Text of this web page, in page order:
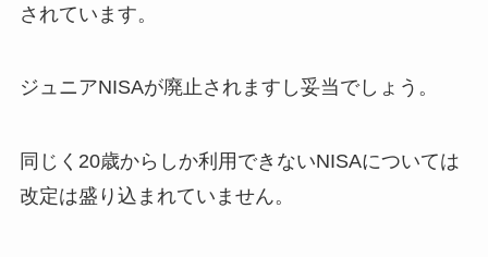
されています。
ジュニアNISAが廃止されますし妥当でしょう。
同じく20歳からしか利用できないNISAについては
改定は盛り込まれていません。